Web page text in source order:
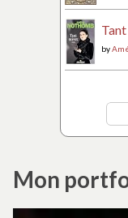
by
Mon